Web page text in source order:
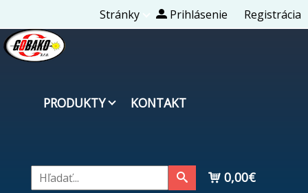
Stránky Prihlásenie Registrácia
PRODUKTY KONTAKT
0,00€